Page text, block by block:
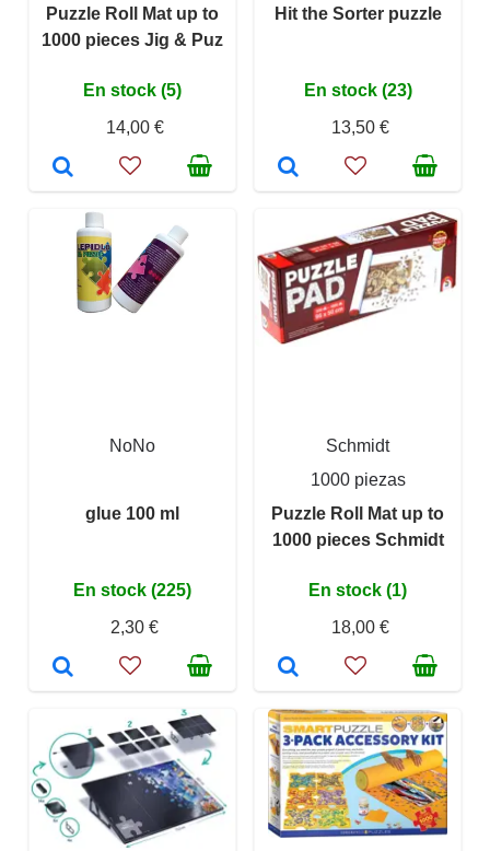
Puzzle Roll Mat up to
1000 pieces Jig & Puz
En stock (5)
14,00 €
Hit the Sorter puzzle
En stock (23)
13,50 €
NoNo
glue 100 ml
En stock (225)
2,30 €
Schmidt
1000 piezas
Puzzle Roll Mat up to
1000 pieces Schmidt
En stock (1)
18,00 €